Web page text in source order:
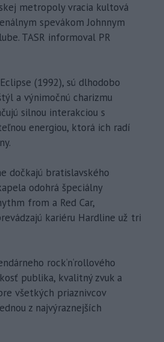
metropoly vracia kultová
spevákom Johnnym
TASR informoval PR
(1992), sú dlhodobo
a výnimočnú charizmu
silnou interakciou s
energiou, ktorá ich radí
dočkajú bratislavského
odohrá špeciálny
from a Red Car,
kariéru Hardline už tri
rock‘n‘rollového
publika, kvalitný zvuk a
všetkých priaznivcov
z najvýraznejších